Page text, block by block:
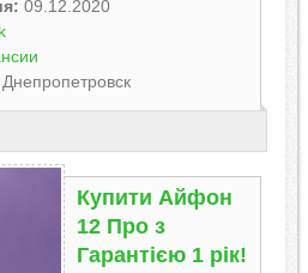
09.12.2020
Купити Айфон
12 Пpo з
Гарантією 1 рік!